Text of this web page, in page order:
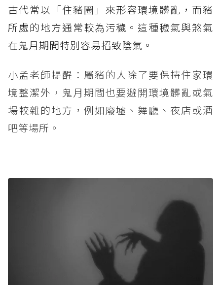
古代常以「住豬圈」來形容環境髒亂，而豬
所處的地方通常較為污穢。這種穢氣與煞氣
在鬼月期間特別容易招致陰氣。
小孟老師提醒：屬豬的人除了要保持住家環
境整潔外，鬼月期間也要避開環境髒亂或氣
場較雜的地方，例如廢墟、舞廳、夜店或酒
吧等場所。